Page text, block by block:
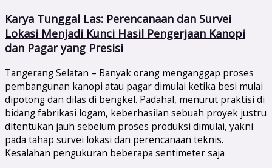
Karya Tunggal Las: Perencanaan dan Survei
Lokasi Menjadi Kunci Hasil Pengerjaan Kanopi
dan Pagar yang Presisi
Tangerang Selatan – Banyak orang menganggap proses
pembangunan kanopi atau pagar dimulai ketika besi mulai
dipotong dan dilas di bengkel. Padahal, menurut praktisi di
bidang fabrikasi logam, keberhasilan sebuah proyek justru
ditentukan jauh sebelum proses produksi dimulai, yakni
pada tahap survei lokasi dan perencanaan teknis.
Kesalahan pengukuran beberapa sentimeter saja